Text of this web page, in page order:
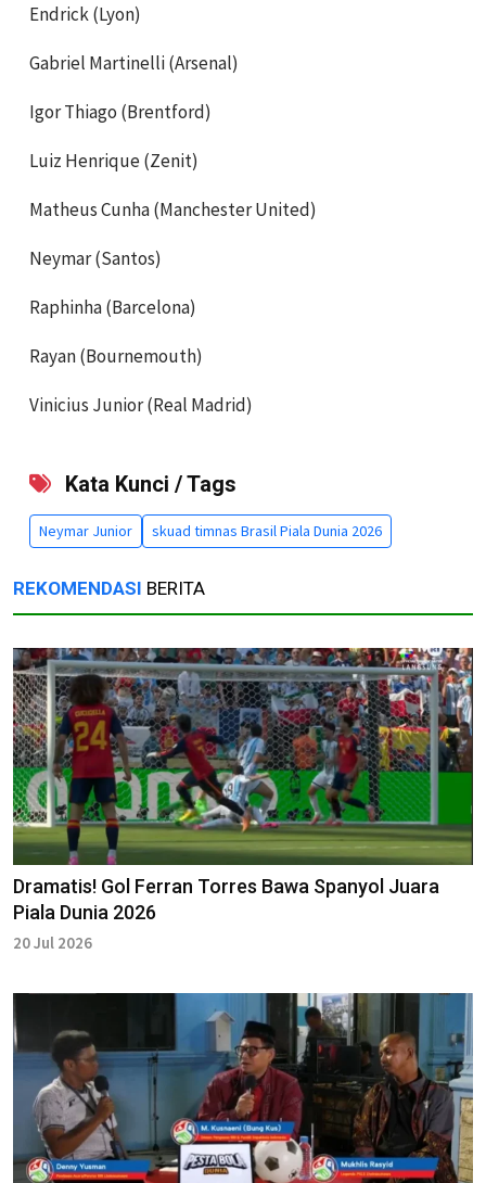
Endrick (Lyon)
Gabriel Martinelli (Arsenal)
Igor Thiago (Brentford)
Luiz Henrique (Zenit)
Matheus Cunha (Manchester United)
Neymar (Santos)
Raphinha (Barcelona)
Rayan (Bournemouth)
Vinicius Junior (Real Madrid)
Kata Kunci / Tags
Neymar Junior skuad timnas Brasil Piala Dunia 2026
REKOMENDASI BERITA
Dramatis! Gol Ferran Torres Bawa Spanyol Juara
Piala Dunia 2026
20 Jul 2026